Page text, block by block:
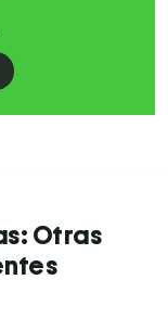
Otras